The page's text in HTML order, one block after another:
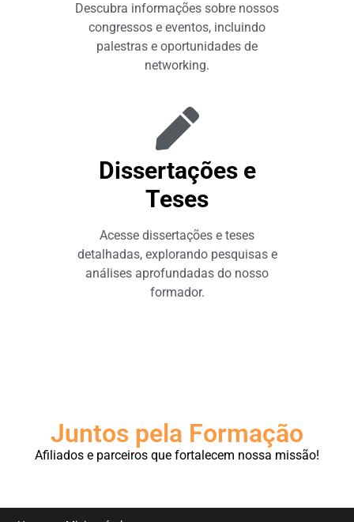
Descubra informações sobre nossos
congressos e eventos, incluindo
palestras e oportunidades de
networking.
Dissertações e
Teses
Acesse dissertações e teses
detalhadas, explorando pesquisas e
análises aprofundadas do nosso
formador.
Juntos pela Formação
Afiliados e parceiros que fortalecem nossa missão!